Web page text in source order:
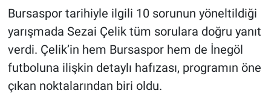
Bursaspor tarihiyle ilgili 10 sorunun yöneltildiği
yarışmada Sezai Çelik tüm sorulara doğru yanıt
verdi. Çelik’in hem Bursaspor hem de İnegöl
futboluna ilişkin detaylı hafızası, programın öne
çıkan noktalarından biri oldu.